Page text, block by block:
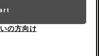
の方向け